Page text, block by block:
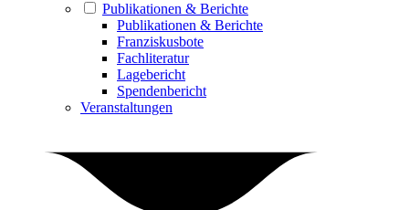
Publikationen & Berichte
Publikationen & Berichte
Franziskusbote
Fachliteratur
Lagebericht
Spendenbericht
Veranstaltungen